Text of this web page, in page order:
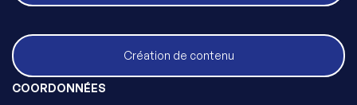
Création de contenu
COORDONNÉES